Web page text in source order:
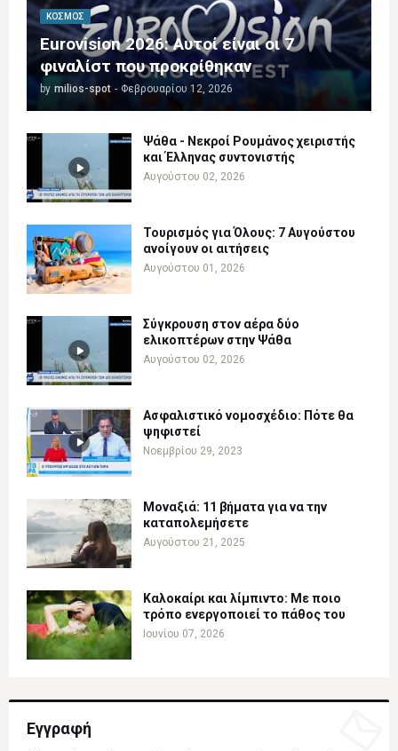
ΚΌΣΜΟΣ
Eurovision 2026: Αυτοί είναι οι 7
φιναλίστ που προκρίθηκαν
by milios-spot - Φεβρουαρίου 12, 2026
Ψάθα - Νεκροί Ρουμάνος χειριστής
και Έλληνας συντονιστής
Αυγούστου 02, 2026
Τουρισμός για Όλους: 7 Αυγούστου
ανοίγουν οι αιτήσεις
Αυγούστου 01, 2026
Σύγκρουση στον αέρα δύο
ελικοπτέρων στην Ψάθα
Αυγούστου 02, 2026
Ασφαλιστικό νομοσχέδιο: Πότε θα
ψηφιστεί
Νοεμβρίου 29, 2023
Μοναξιά: 11 βήματα για να την
καταπολεμήσετε
Αυγούστου 21, 2025
Καλοκαίρι και λίμπιντο: Με ποιο
τρόπο ενεργοποιεί το πάθος του
Ιουνίου 07, 2026
Εγγραφή